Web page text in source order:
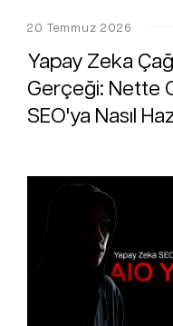
20 Temmuz 2026
Yapay Zeka
Gerçeği: Nette
SEO'ya Nasıl